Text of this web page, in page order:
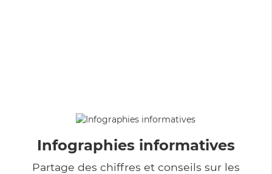
Infographies informatives
Partage des chiffres et conseils sur les